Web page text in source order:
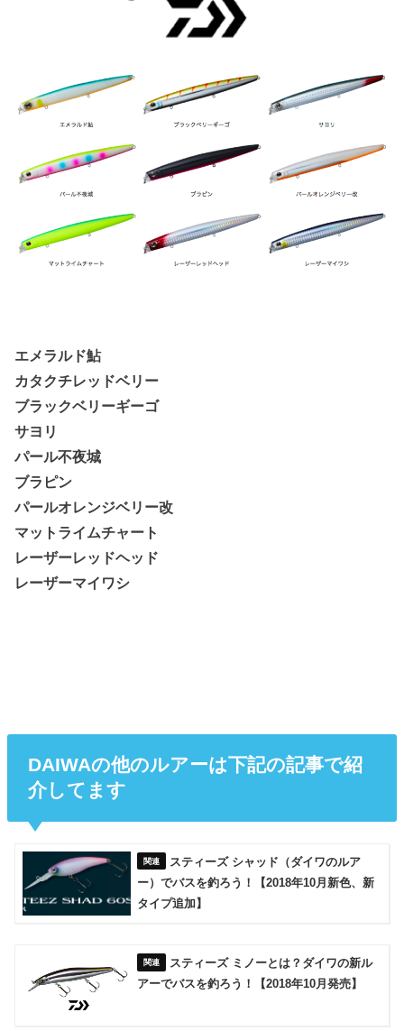
エメラルド鮎
カタクチレッドベリー
ブラックベリーギーゴ
サヨリ
パール不夜城
ブラピン
パールオレンジベリー改
マットライムチャート
レーザーレッドヘッド
レーザーマイワシ
DAIWAの他のルアーは下記の記事で紹
介してます
スティーズ シャッド（ダイワのルア
ー）でバスを釣ろう！【2018年10月新色、新
タイプ追加】
スティーズ ミノーとは？ダイワの新ル
アーでバスを釣ろう！【2018年10月発売】